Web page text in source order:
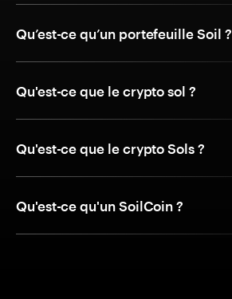
Qu’est-ce qu’un portefeuille Soil ?
Qu'est-ce que le crypto sol ?
Qu'est-ce que le crypto Sols ?
Qu'est-ce qu'un SoilCoin ?